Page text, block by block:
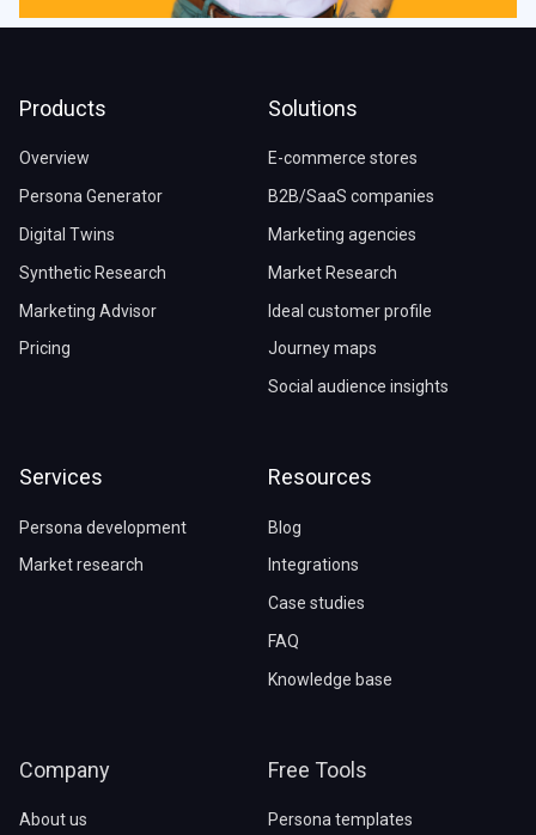
Products
Overview
Persona Generator
Digital Twins
Synthetic Research
Marketing Advisor
Pricing
Solutions
E-commerce stores
B2B/SaaS companies
Marketing agencies
Market Research
Ideal customer profile
Journey maps
Social audience insights
Services
Persona development
Market research
Resources
Blog
Integrations
Case studies
FAQ
Knowledge base
Company
About us
Free Tools
Persona templates